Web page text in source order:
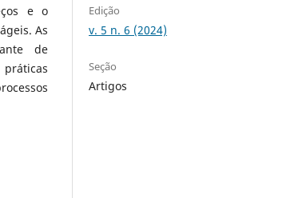
e o
As
de
Edição
v. 5 n. 6 (2024)
Seção
Artigos